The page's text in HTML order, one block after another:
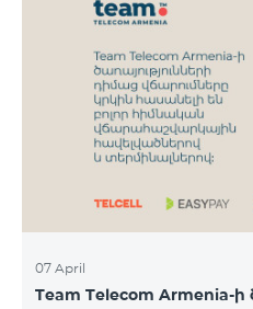
07 April
Team Telecom Armenia-ի